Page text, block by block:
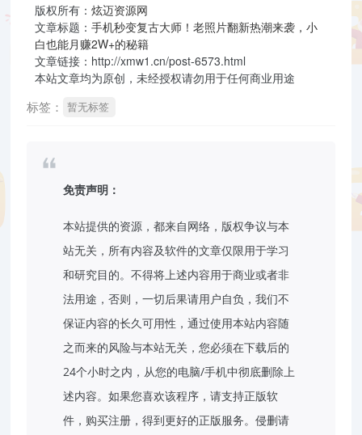
版权所有：炫迈资源网
文章标题：手机秒变复古大师！老照片翻新热潮来袭，小
白也能月赚2W+的秘籍
文章链接：http://xmw1.cn/post-6573.html
本站文章均为原创，未经授权请勿用于任何商业用途
标签： 暂无标签
免责声明：
本站提供的资源，都来自网络，版权争议与本
站无关，所有内容及软件的文章仅限用于学习
和研究目的。不得将上述内容用于商业或者非
法用途，否则，一切后果请用户自负，我们不
保证内容的长久可用性，通过使用本站内容随
之而来的风险与本站无关，您必须在下载后的
24个小时之内，从您的电脑/手机中彻底删除上
述内容。如果您喜欢该程序，请支持正版软
件，购买注册，得到更好的正版服务。侵删请